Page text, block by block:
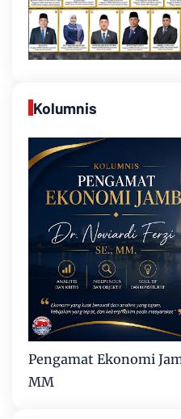
Kolumnis
Pengamat Ekonomi
MM